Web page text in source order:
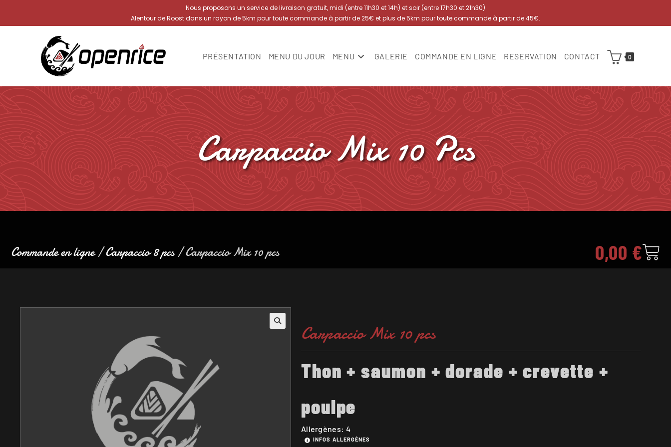
Nous proposons un service de livraison gratuit, midi (entre 11h30 et 14h) et soir (entre 17h30 et 21h30)
Alentour de Roost dans un rayon de 5km pour toute commande à partir de 25€ et plus de 5km pour toute commande à partir de 45€.
PRÉSENTATION MENU DU JOUR MENU GALERIE COMMANDE EN LIGNE RESERVATION CONTACT 0
Carpaccio Mix 10 Pcs
Commande en ligne/Carpaccio 8 pcs/ Carpaccio Mix 10 pcs 0,00 €
Carpaccio Mix 10 pcs
Thon + saumon + dorade + crevette +
poulpe
Allergènes: 4
INFOS ALLERGÈNES